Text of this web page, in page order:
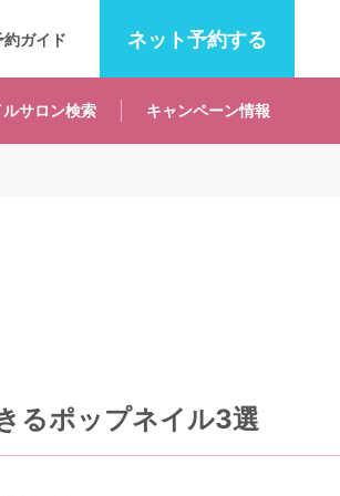
ネット予約する
サロン検索 キャンペーン情報
約ガイド
るポップネイル3選